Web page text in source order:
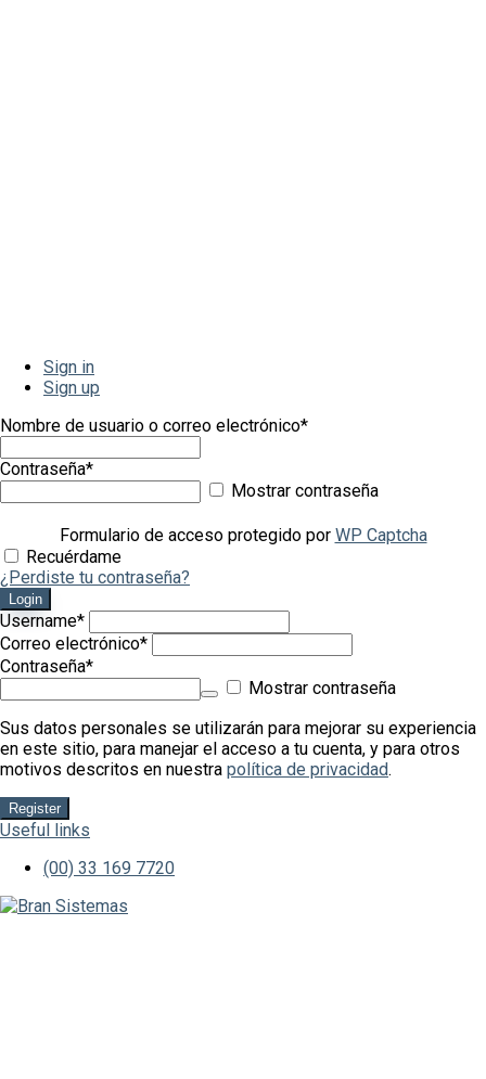
Sign in
Sign up
Nombre de usuario o correo electrónico*
Contraseña*
Mostrar contraseña
Formulario de acceso protegido por WP Captcha
Recuérdame
¿Perdiste tu contraseña?
Login
Username*
Correo electrónico*
Contraseña*
Mostrar contraseña
Sus datos personales se utilizarán para mejorar su experiencia
en este sitio, para manejar el acceso a tu cuenta, y para otros
motivos descritos en nuestra política de privacidad.
Register
Useful links
(00) 33 169 7720